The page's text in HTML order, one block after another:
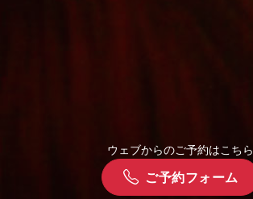
ウェブからのご予約はこちら
ご予約フォーム